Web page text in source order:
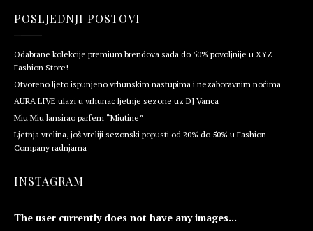
POSLJEDNJI POSTOVI
Odabrane kolekcije premium brendova sada do 50% povoljnije u XYZ
Fashion Store!
Otvoreno ljeto ispunjeno vrhunskim nastupima i nezaboravnim noćima
AURA LIVE ulazi u vrhunac ljetnje sezone uz DJ Vanca
Miu Miu lansirao parfem “Miutine”
Ljetnja vrelina, još vreliji sezonski popusti od 20% do 50% u Fashion
Company radnjama
INSTAGRAM
The user currently does not have any images...